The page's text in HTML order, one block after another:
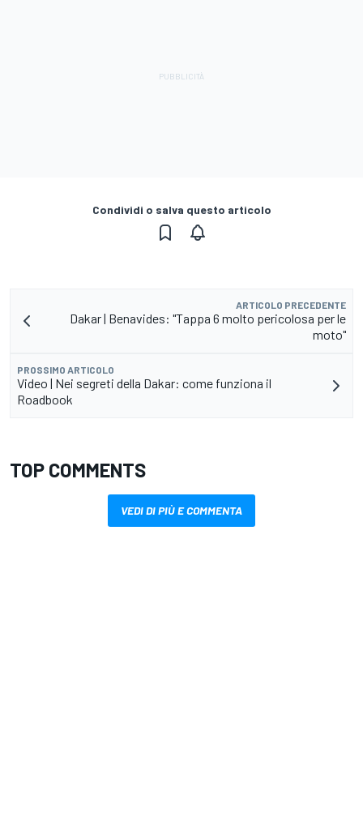
Condividi o salva questo articolo
ARTICOLO PRECEDENTE
Dakar | Benavides: "Tappa 6 molto pericolosa per le
moto"
PROSSIMO ARTICOLO
Video | Nei segreti della Dakar: come funziona il
Roadbook
TOP COMMENTS
VEDI DI PIÙ E COMMENTA